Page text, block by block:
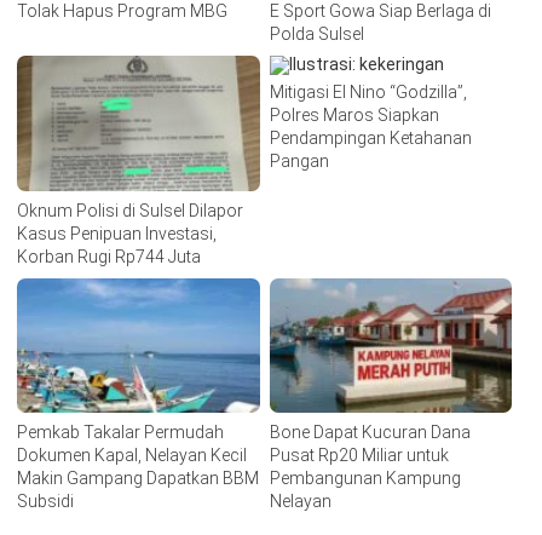
Tolak Hapus Program MBG
E Sport Gowa Siap Berlaga di
Polda Sulsel
Oknum Polisi di Sulsel Dilapor
Kasus Penipuan Investasi,
Korban Rugi Rp744 Juta
Mitigasi El Nino “Godzilla”,
Polres Maros Siapkan
Pendampingan Ketahanan
Pangan
Pemkab Takalar Permudah
Dokumen Kapal, Nelayan Kecil
Makin Gampang Dapatkan BBM
Subsidi
Bone Dapat Kucuran Dana
Pusat Rp20 Miliar untuk
Pembangunan Kampung
Nelayan